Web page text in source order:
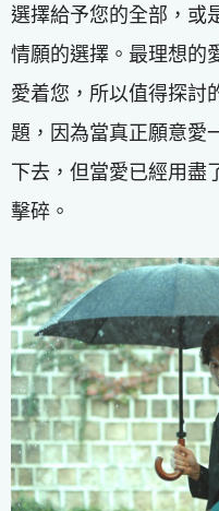
選擇給予您的全部，或
情願的選擇。最理想的
愛着您，所以值得探討
題，因為當真正願意愛
下去，但當愛已經用盡
擊碎。